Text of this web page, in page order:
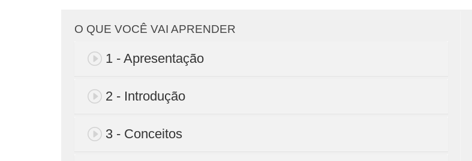
O QUE VOCÊ VAI APRENDER
1 - Apresentação
2 - Introdução
3 - Conceitos